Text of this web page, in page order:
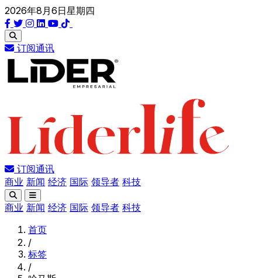
2026年8月6日星期四
订阅通讯
订阅通讯
商业 新闻 经济 国际 领导者 科技
商业 新闻 经济 国际 领导者 科技
首页
/
标签
/